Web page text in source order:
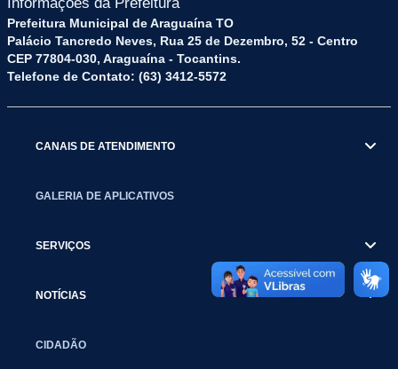
Prefeitura Municipal de Araguaína TO
Palácio Tancredo Neves, Rua 25 de Dezembro, 52 - Centro
CEP 77804-030, Araguaína - Tocantins.
Telefone de Contato: (63) 3412-5572
CANAIS DE ATENDIMENTO
GALERIA DE APLICATIVOS
SERVIÇOS
NOTÍCIAS
CIDADÃO